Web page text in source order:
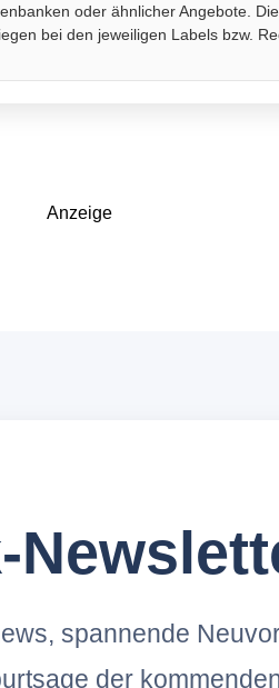
oder ähnlicher Angebote.
bei den jeweiligen Labels bzw.
Anzeige
spannende
der